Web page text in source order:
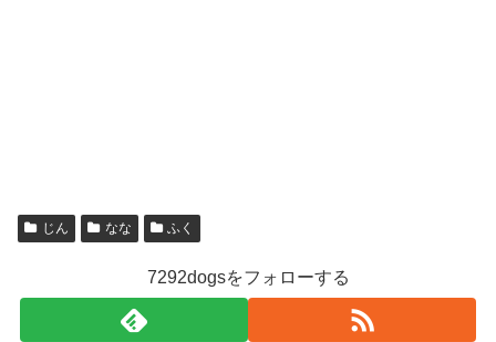
じん なな ふく
7292dogsをフォローする